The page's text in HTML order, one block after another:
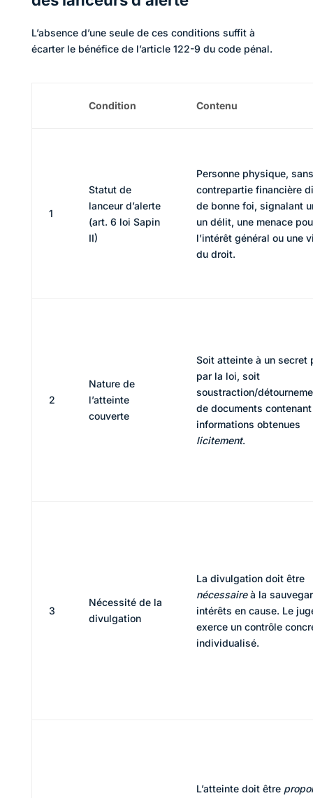
L’absence d’une seule de ces conditions suffit à
écarter le bénéfice de l’article 122-9 du code pénal.
Condition Contenu
1
Statut de
lanceur d’alerte
(art. 6 loi Sapin
II)
Personne physique, sans
contrepartie financière
de bonne foi, signalant
un délit, une menace
l’intérêt général ou une
du droit.
2
Nature de
l’atteinte
couverte
Soit atteinte à un secret
par la loi, soit
soustraction/
de documents
informations obtenues
licitement.
3
Nécessité de la
divulgation
La divulgation doit être
nécessaireà la
intérêts en cause. Le
exerce un contrôle
individualisé.
L’atteinte doit être